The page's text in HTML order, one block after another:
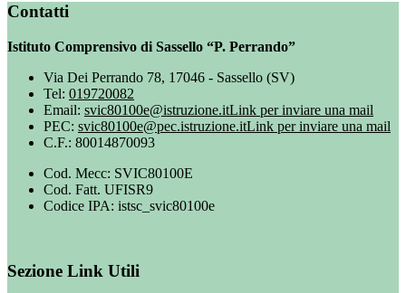
Contatti
Istituto Comprensivo di Sassello “P. Perrando”
Via Dei Perrando 78, 17046 - Sassello (SV)
Tel: 019720082
Email: svic80100e@istruzione.itLink per inviare una mail
PEC: svic80100e@pec.istruzione.itLink per inviare una mail
C.F.: 80014870093
Cod. Mecc: SVIC80100E
Cod. Fatt. UFISR9
Codice IPA: istsc_svic80100e
Sezione Link Utili